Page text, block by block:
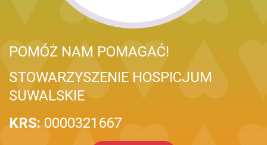
POMÓŻ NAM POMAGAĆ!
STOWARZYSZENIE HOSPICJUM
SUWALSKIE
KRS: 0000321667